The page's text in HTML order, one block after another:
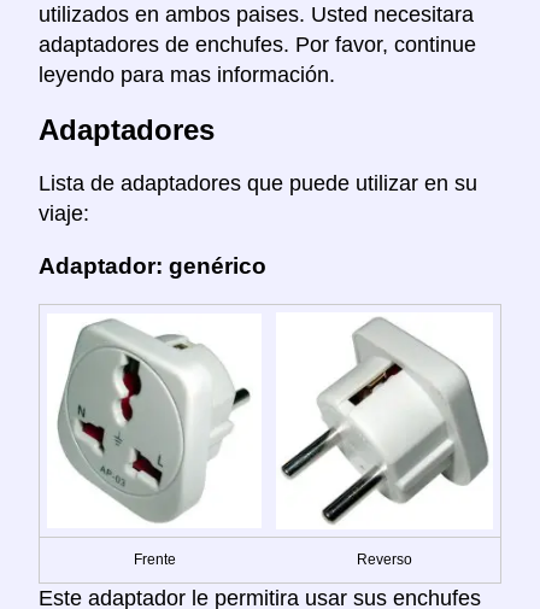
utilizados en ambos paises. Usted necesitara
adaptadores de enchufes. Por favor, continue
leyendo para mas información.
Adaptadores
Lista de adaptadores que puede utilizar en su
viaje:
Adaptador: genérico
Frente Reverso
Este adaptador le permitira usar sus enchufes